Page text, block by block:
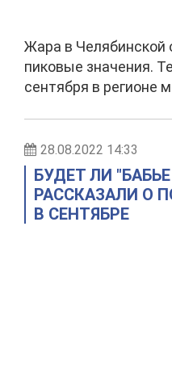
Жара в Челябинской
пиковые значения.
сентября в регионе
28.08.2022 14:33
БУДЕТ ЛИ
РАССКАЗАЛИ О
В СЕНТЯБРЕ